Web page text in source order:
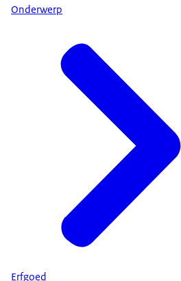
Onderwerp
Erfgoed